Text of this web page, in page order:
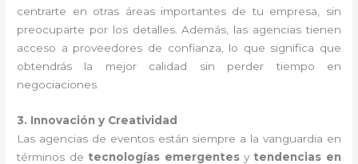
centrarte en otras áreas importantes de tu empresa, sin
preocuparte por los detalles. Además, las agencias tienen
acceso a proveedores de confianza, lo que significa que
obtendrás la mejor calidad sin perder tiempo en
negociaciones.
3. Innovación y Creatividad
Las agencias de eventos están siempre a la vanguardia en
términos de tecnologías emergentesy tendencias en